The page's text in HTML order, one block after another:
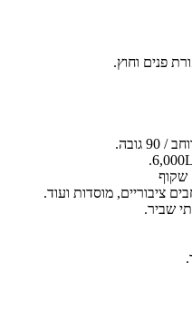
שקוף
ציבוריים, מוסדות ועוד.